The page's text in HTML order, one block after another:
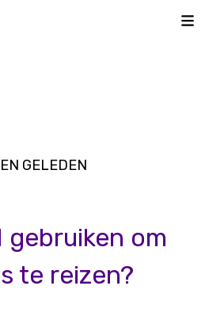
GELEDEN
gebruiken om
te reizen?